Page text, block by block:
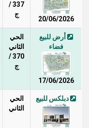
20/06/2026
337 /
ج
أرض للبيع
فضاء
17/06/2026
الحي
الثاني
370 /
ج
دبلكس للبيع
الحي
الثاني